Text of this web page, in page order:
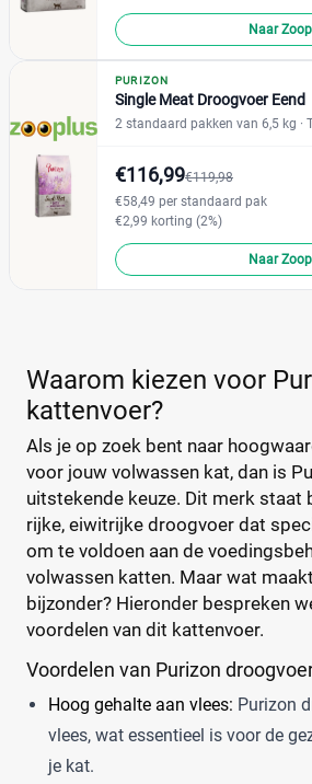
Naar
PURIZON
Single Meat Droogvoer Eend
2 standaard pakken van 6,5 kg ·
€116,99€119,98
€58,49 per standaard pak
€2,99 korting (2%)
Naar
Waarom kiezen voor
kattenvoer?
Als je op zoek bent naar
voor jouw volwassen kat, dan is
uitstekende keuze. Dit merk staat
rijke, eiwitrijke droogvoer dat
om te voldoen aan de
volwassen katten. Maar wat
bijzonder? Hieronder bespreken
voordelen van dit kattenvoer.
Voordelen van Purizon
Hoog gehalte aan vlees: Purizon
vlees, wat essentieel is voor de
je kat.